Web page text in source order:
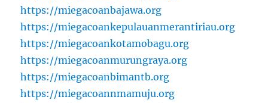
https://miegacoanbajawa.org
https://miegacoankepulauanmerantiriau.org
https://miegacoankotamobagu.org
https://miegacoanmurungraya.org
https://miegacoanbimantb.org
https://miegacoannmamuju.org